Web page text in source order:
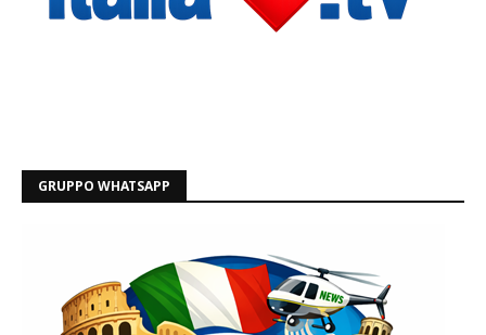
GRUPPO WHATSAPP